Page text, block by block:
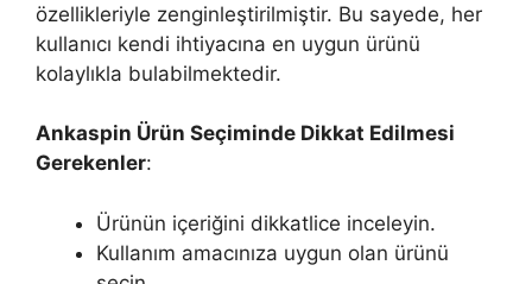
özellikleriyle zenginleştirilmiştir. Bu sayede, her
kullanıcı kendi ihtiyacına en uygun ürünü
kolaylıkla bulabilmektedir.
Ankaspin Ürün Seçiminde Dikkat Edilmesi
Gerekenler:
Ürünün içeriğini dikkatlice inceleyin.
Kullanım amacınıza uygun olan ürünü